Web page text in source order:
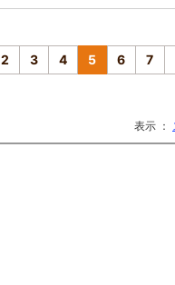
2 3 4 5 6 7
表示 ：